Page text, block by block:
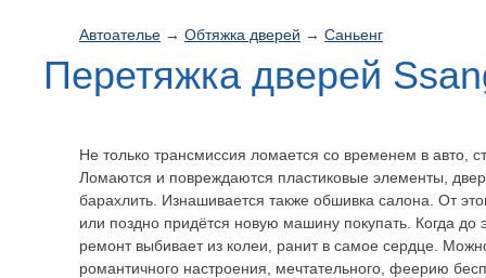
Автоателье → Обтяжка дверей → Саньенг
Перетяжка дверей
Не только трансмиссия ломается со временем в авто,
Ломаются и повреждаются пластиковые элементы,
барахлить. Изнашивается также обшивка салона. От
или поздно придётся новую машину покупать. Когда до
ремонт выбивает из колеи, ранит в самое сердце.
романтичного настроения, мечтательного, феерию